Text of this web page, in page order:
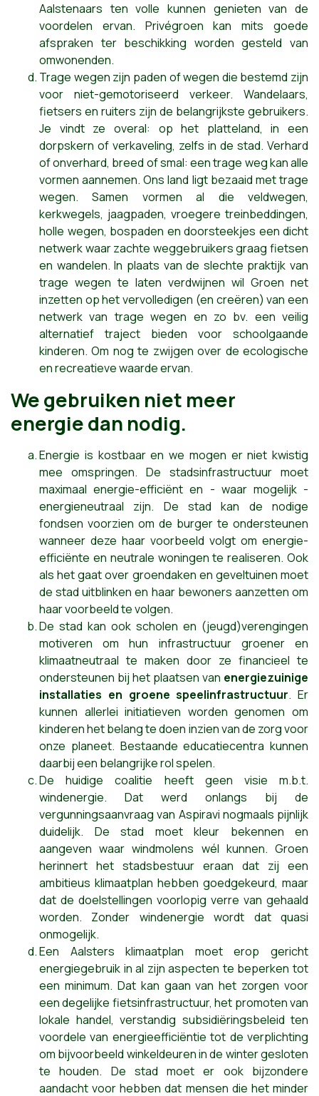
Aalstenaars ten volle kunnen genieten van de
voordelen ervan. Privégroen kan mits goede
afspraken ter beschikking worden gesteld van
omwonenden.
Trage wegen zijn paden of wegen die bestemd zijn
voor niet-gemotoriseerd verkeer. Wandelaars,
fietsers en ruiters zijn de belangrijkste gebruikers.
Je vindt ze overal: op het platteland, in een
dorpskern of verkaveling, zelfs in de stad. Verhard
of onverhard, breed of smal: een trage weg kan alle
vormen aannemen. Ons land ligt bezaaid met trage
wegen. Samen vormen al die veldwegen,
kerkwegels, jaagpaden, vroegere treinbeddingen,
holle wegen, bospaden en doorsteekjes een dicht
netwerk waar zachte weggebruikers graag fietsen
en wandelen. In plaats van de slechte praktijk van
trage wegen te laten verdwijnen wil Groen net
inzetten op het vervolledigen (en creëren) van een
netwerk van trage wegen en zo bv. een veilig
alternatief traject bieden voor schoolgaande
kinderen. Om nog te zwijgen over de ecologische
en recreatieve waarde ervan.
We gebruiken niet meer
energie dan nodig.
Energie is kostbaar en we mogen er niet kwistig
mee omspringen. De stadsinfrastructuur moet
maximaal energie-efficiënt en - waar mogelijk -
energieneutraal zijn. De stad kan de nodige
fondsen voorzien om de burger te ondersteunen
wanneer deze haar voorbeeld volgt om energie-
efficiënte en neutrale woningen te realiseren. Ook
als het gaat over groendaken en geveltuinen moet
de stad uitblinken en haar bewoners aanzetten om
haar voorbeeld te volgen.
De stad kan ook scholen en (jeugd)verengingen
motiveren om hun infrastructuur groener en
klimaatneutraal te maken door ze financieel te
ondersteunen bij het plaatsen van energiezuinige
installaties en groene speelinfrastructuur. Er
kunnen allerlei initiatieven worden genomen om
kinderen het belang te doen inzien van de zorg voor
onze planeet. Bestaande educatiecentra kunnen
daarbij een belangrijke rol spelen.
De huidige coalitie heeft geen visie m.b.t.
windenergie. Dat werd onlangs bij de
vergunningsaanvraag van Aspiravi nogmaals pijnlijk
duidelijk. De stad moet kleur bekennen en
aangeven waar windmolens wél kunnen. Groen
herinnert het stadsbestuur eraan dat zij een
ambitieus klimaatplan hebben goedgekeurd, maar
dat de doelstellingen voorlopig verre van gehaald
worden. Zonder windenergie wordt dat quasi
onmogelijk.
Een Aalsters klimaatplan moet erop gericht
energiegebruik in al zijn aspecten te beperken tot
een minimum. Dat kan gaan van het zorgen voor
een degelijke fietsinfrastructuur, het promoten van
lokale handel, verstandig subsidiëringsbeleid ten
voordele van energieefficiëntie tot de verplichting
om bijvoorbeeld winkeldeuren in de winter gesloten
te houden. De stad moet er ook bijzondere
aandacht voor hebben dat mensen die het minder